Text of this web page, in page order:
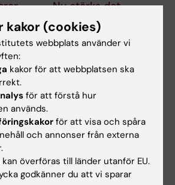
hos
Nu stärks det
kollegiala ledarskapet
på KI
Från och med den 1 juli
ledamöter för…
kakor (cookies)
webbplats använder vi
kakor för att webbplatsen ska
för att förstå hur
används.
för att visa och spåra
och annonser från externa
överföras till länder utanför EU.
godkänner du att vi sparar